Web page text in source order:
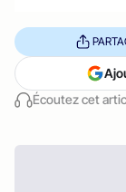
Écoutez cet